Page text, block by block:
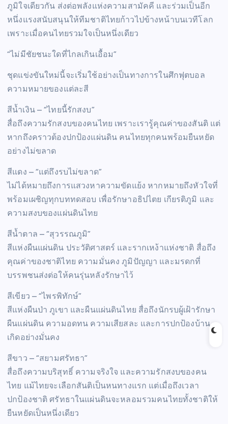
ภูมิใจเดียวกัน ส่งต่อพลังแห่งความสามัคคี และร่วมเป็นอีก
หนึ่งแรงสนับสนุนให้ทีมชาติไทยก้าวไปข้างหน้าบนเวทีโลก
เพราะเมื่อคนไทยรวมใจเป็นหนึ่งเดียว
“ไม่มีชัยชนะใดที่ไกลเกินเอื้อม”
ชุดแข่งขันใหม่นี้จะเริ่มใช้อย่างเป็นทางการในศึกฟุตบอล
ความหมายของแต่ละสี
สีน้ำเงิน – “ไทยนี้รักสงบ”
สื่อถึงความรักสงบของคนไทย เพราะเรารู้คุณค่าของสันติ แต่
หากถึงคราวต้องปกป้องแผ่นดิน คนไทยทุกคนพร้อมยืนหยัด
อย่างไม่ขลาด
สีแดง – “แต่ถึงรบไม่ขลาด”
ไม่ได้หมายถึงการแสวงหาความขัดแย้ง หากหมายถึงหัวใจที่
พร้อมเผชิญทุกบททดสอบ เพื่อรักษาอธิปไตย เกียรติภูมิ และ
ความสงบของแผ่นดินไทย
สีน้ำตาล – “สุวรรณภูมิ”
สีแห่งผืนแผ่นดิน ประวัติศาสตร์ และรากเหง้าแห่งชาติ สื่อถึง
คุณค่าของชาติไทย ความมั่นคง ภูมิปัญญา และมรดกที่
บรรพชนส่งต่อให้คนรุ่นหลังรักษาไว้
สีเขียว – “ไพรพิทักษ์”
สีแห่งผืนป่า ภูเขา และผืนแผ่นดินไทย สื่อถึงนักรบผู้เฝ้ารักษา
ผืนแผ่นดิน ความอดทน ความเสียสละ และการปกป้องบ้าน
เกิดอย่างมั่นคง
สีขาว – “สยามศรัทธา”
สื่อถึงความบริสุทธิ์ ความจริงใจ และความรักสงบของคน
ไทย แม้ไทยจะเลือกสันติเป็นหนทางแรก แต่เมื่อถึงเวลา
ปกป้องชาติ ศรัทธาในแผ่นดินจะหลอมรวมคนไทยทั้งชาติให้
ยืนหยัดเป็นหนึ่งเดียว